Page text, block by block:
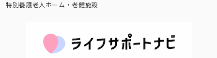
特別養護老人ホーム・老健施設